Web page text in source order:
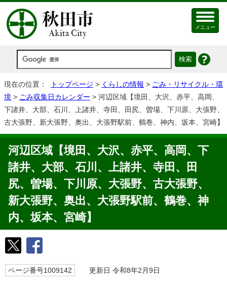
メニュー
現在の位置： トップページ > くらしの情報 > ごみ・リサイクル・環
境 > ごみ収集日カレンダー > 河辺区域【境田、大沢、赤平、高岡、
下諸井、大部、石川、上諸井、寺田、田尻、曽場、下川原、大張野、
古大張野、新大張野、奥出、大張野駅前、鶴巻、神内、坂本、宮崎】
河辺区域【境田、大沢、赤平、高岡、下
諸井、大部、石川、上諸井、寺田、田
尻、曽場、下川原、大張野、古大張野、
新大張野、奥出、大張野駅前、鶴巻、神
内、坂本、宮崎】
ページ番号1009142 更新日 令和8年2月9日